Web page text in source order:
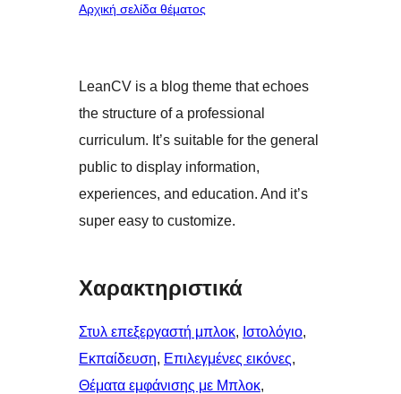
Αρχική σελίδα θέματος
LeanCV is a blog theme that echoes
the structure of a professional
curriculum. It’s suitable for the general
public to display information,
experiences, and education. And it’s
super easy to customize.
Χαρακτηριστικά
Στυλ επεξεργαστή μπλοκ, Ιστολόγιο
Εκπαίδευση, Επιλεγμένες εικόνες
Θέματα εμφάνισης με Μπλοκ